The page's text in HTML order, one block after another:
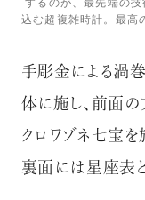
込む超複雑時計。最高
手彫金による渦
体に施し、前面
クロワゾネ七宝を
裏面には星座表